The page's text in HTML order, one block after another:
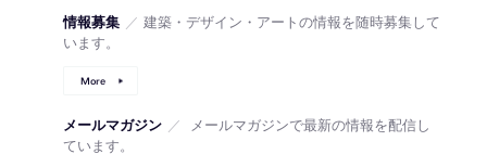
情報募集 ／ 建築・デザイン・アートの情報を随時募集して
います。
More
メールマガジン ／
メールマガジンで最新の情報を配信し
ています。